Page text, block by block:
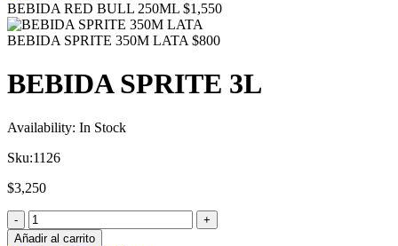
BEBIDA RED BULL 250ML $1,550
BEBIDA SPRITE 350M LATA $800
BEBIDA SPRITE 3L
Availability: In Stock
Sku:1126
$3,250
Añadir al carrito